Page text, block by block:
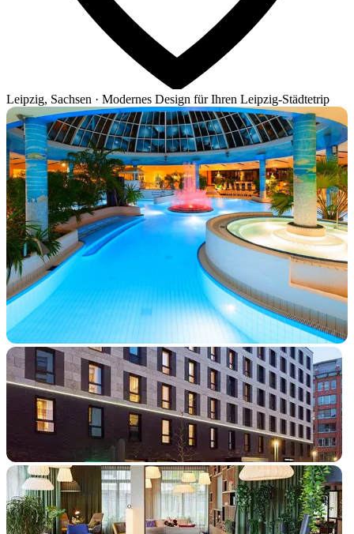
Leipzig, Sachsen · Modernes Design für Ihren Leipzig-Städtetrip